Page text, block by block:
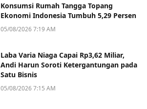
Konsumsi Rumah Tangga Topang
Ekonomi Indonesia Tumbuh 5,29 Persen
05/08/2026 7:19 AM
Laba Varia Niaga Capai Rp3,62 Miliar,
Andi Harun Soroti Ketergantungan pada
Satu Bisnis
05/08/2026 7:15 AM